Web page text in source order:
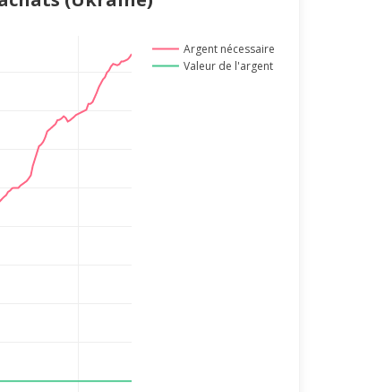
Argent nécessaire
Valeur de l'argent